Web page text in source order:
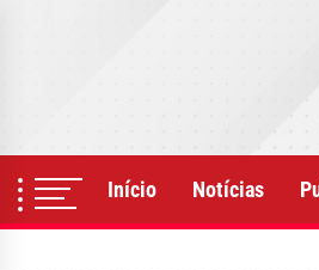
Início Notícias